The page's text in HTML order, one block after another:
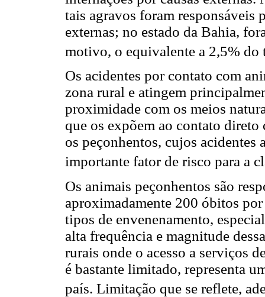
tais agravos foram responsáveis
externas; no estado da Bahia,
motivo, o equivalente a 2,5% do
Os acidentes por contato com
zona rural e atingem
proximidade com os meios
que os expõem ao contato direto
os peçonhentos, cujos acidentes
importante fator de risco para a
Os animais peçonhentos são
aproximadamente 200 óbitos
tipos de envenenamento,
alta frequência e magnitude
rurais onde o acesso a serviços
é bastante limitado, representa
país. Limitação que se reflete,